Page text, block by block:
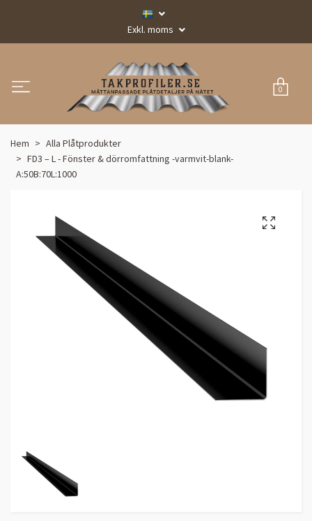
Exkl. moms
0
Hem
Alla Plåtprodukter
FD3 – L - Fönster & dörromfattning -varmvit-blank-
A:50B:70L:1000